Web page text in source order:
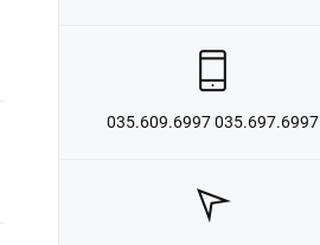
035.609.6997 035.697.6997